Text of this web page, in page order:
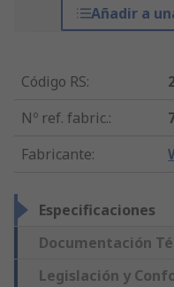
Añadir a
Código RS:
Nº ref. fabric.:
Fabricante:
Especificaciones
Documentación
Legislación y